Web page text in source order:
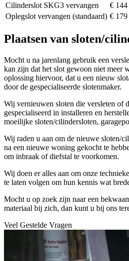
Cilinderslot SKG3 vervangen
€ 144
Oplegslot vervangen (standaard) € 179
Plaatsen van sloten/
Mocht u na jarenlang gebruik een
kan zijn dat het slot gewoon niet meer
oplossing hiervoor, dat u een nieuw
door de gespecialiseerde slotenmaker.
Wij vernieuwen sloten die versleten of
gespecialiseerd in installeren en
moeilijke sloten/cilindersloten,
Wij raden u aan om de nieuwe sloten/
na een nieuwe woning gekocht te
om inbraak of diefstal te voorkomen.
Wij doen er alles aan om onze
te laten volgen om hun kennis wat
Mocht u op zoek zijn naar een
materiaal bij zich, dan kunt u bij ons
Veel Gestelde Vragen